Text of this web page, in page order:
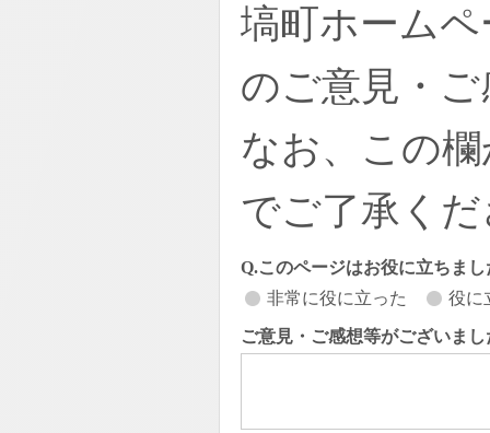
塙町ホーム
のご意見・
なお、この
でご了承く
Q.このページはお役に立ちまし
非常に役に立った
役に
ご意見・ご感想等がございま